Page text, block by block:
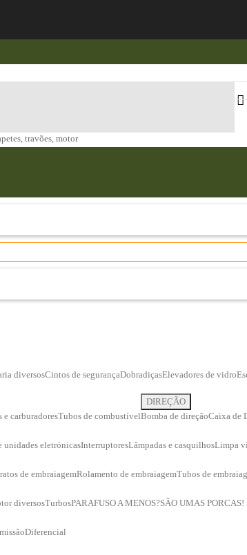
travões, motor
diversosCintos de segurançaDobradiçasElevadores de vidro
e carburadoresTubos de combustível
DIREÇÃO
Bomba de direçãoCaixa de
unidades eletrónicasInterruptoresLâmpadas e casquilhosLimpa
de embraiagemRolamento de embraiagemTubos de
diversosTurbosPARAFUSO A MENOS?SÃO UMAS
Diferencial